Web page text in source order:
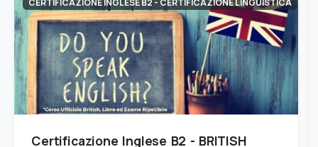
CERTIFICAZIONE INGLESE B2 - CERTIFICAZIONE LINGUISTICA
Certificazione Inglese B2 - BRITISH